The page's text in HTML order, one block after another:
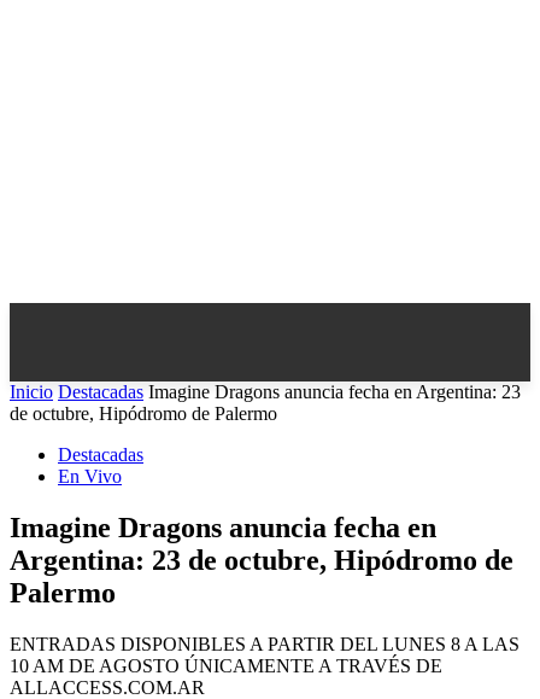
Inicio Destacadas Imagine Dragons anuncia fecha en Argentina: 23
de octubre, Hipódromo de Palermo
Destacadas
En Vivo
Imagine Dragons anuncia fecha en
Argentina: 23 de octubre, Hipódromo de
Palermo
ENTRADAS DISPONIBLES A PARTIR DEL LUNES 8 A LAS
10 AM DE AGOSTO ÚNICAMENTE A TRAVÉS DE
ALLACCESS.COM.AR